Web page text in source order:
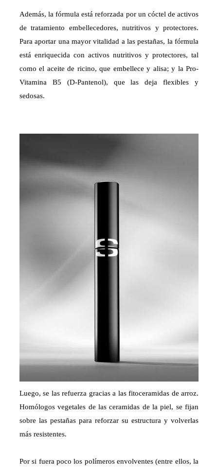
Además, la fórmula está reforzada por un cóctel de activos
de tratamiento embellecedores, nutritivos y protectores.
Para aportar una mayor vitalidad a las pestañas, la fórmula
está enriquecida con activos nutritivos y protectores, tal
como el aceite de ricino, que embellece y alisa; y la Pro-
Vitamina B5 (D-Pantenol), que las deja flexibles y
sedosas.
Luego, se las refuerza gracias a las fitoceramidas de arroz.
Homólogos vegetales de las ceramidas de la piel, se fijan
sobre las pestañas para reforzar su estructura y volverlas
más resistentes.
Por si fuera poco los polímeros envolventes (entre ellos, la